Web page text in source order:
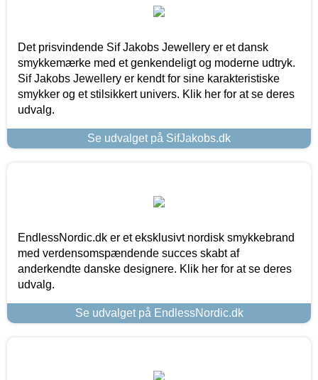
Det prisvindende Sif Jakobs Jewellery er et dansk
smykkemærke med et genkendeligt og moderne udtryk.
Sif Jakobs Jewellery er kendt for sine karakteristiske
smykker og et stilsikkert univers. Klik her for at se deres
udvalg.
Se udvalget på SifJakobs.dk
EndlessNordic.dk er et eksklusivt nordisk smykkebrand
med verdensomspændende succes skabt af
anderkendte danske designere. Klik her for at se deres
udvalg.
Se udvalget på EndlessNordic.dk